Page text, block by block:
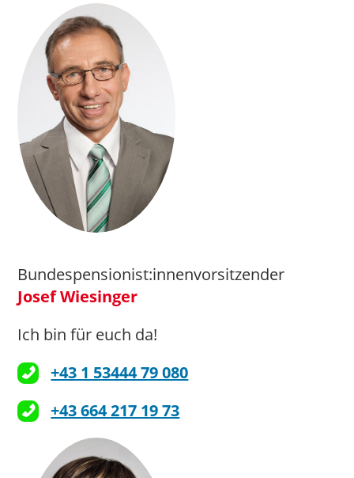
Bundespensionist:innenvorsitzender
Josef Wiesinger
Ich bin für euch da!
+43 1 53444 79 080
+43 664 217 19 73